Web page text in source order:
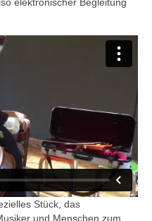
Stück, das
und Menschen zum